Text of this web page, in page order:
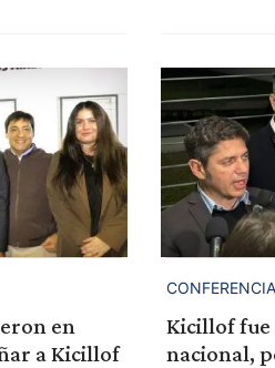
en
a Kicillof
Kicillof fue
nacional,